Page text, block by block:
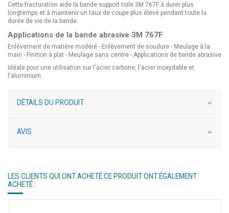
Cette fracturation aide la bande support toile 3M 767F à durer plus
longtemps et à maintenir un taux de coupe plus élevé pendant toute la
durée de vie de la bande.
Applications de la bande abrasive 3M 767F
Enlèvement de matière modéré - Enlèvement de soudure - Meulage à la
main - Finition à plat - Meulage sans centre - Applications de bande abrasive
Idéale pour une utilisation sur l'acier carbone, l'acier inoxydable et
l'aluminium.
DÉTAILS DU PRODUIT
AVIS
LES CLIENTS QUI ONT ACHETÉ CE PRODUIT ONT ÉGALEMENT
ACHETÉ :